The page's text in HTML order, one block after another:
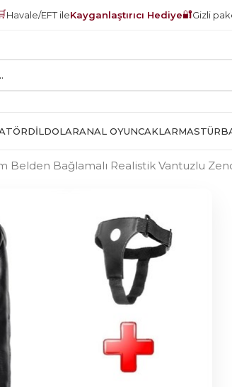
Havale/EFT ileKayganlaştırıcı Hediye🔐Gizli
DILDOLARANAL OYUNCAKLAR
Belden Bağlamalı Realistik Vantuzlu